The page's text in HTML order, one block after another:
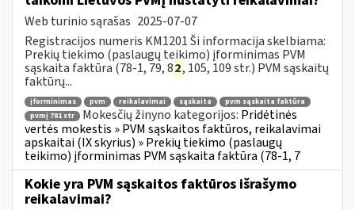
Web turinio sąrašas 2025-07-07
Registracijos numeris KM1201 Ši informacija skelbiama:
Prekių tiekimo (paslaugų teikimo) įforminimas PVM
sąskaita faktūra (78-1, 79, 82, 105, 109 str.) PVM sąskaitų
faktūrų...
įforminimas pvm reikalavimai sąskaita
pvm sąskaita faktūra
pvmį 781 str
Mokesčių žinyno kategorijos: Pridėtinės
vertės mokestis » PVM sąskaitos faktūros, reikalavimai
apskaitai (IX skyrius) » Prekių tiekimo (paslaugų
teikimo) įforminimas PVM sąskaita faktūra (78-1, 7
Kokie yra PVM sąskaitos faktūros išrašymo
reikalavimai?